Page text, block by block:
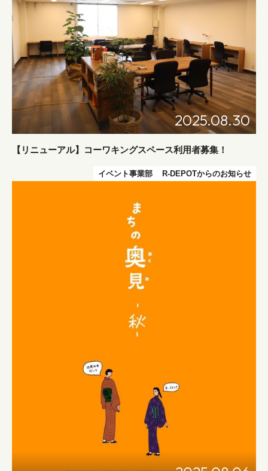
2025.08.30
【リニューアル】コーワキングスペース利用者募集！
イベント事業部 R-DEPOTからのお知らせ